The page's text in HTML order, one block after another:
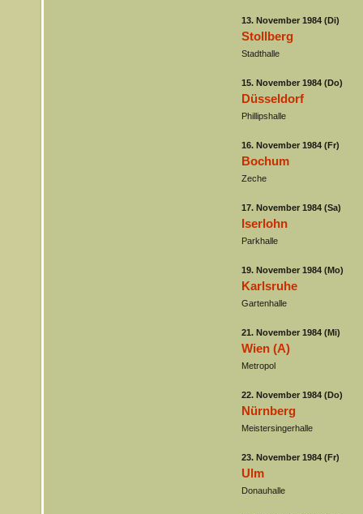
13. November 1984 (Di)
Stollberg
Stadthalle
15. November 1984 (Do)
Düsseldorf
Phillipshalle
16. November 1984 (Fr)
Bochum
Zeche
17. November 1984 (Sa)
Iserlohn
Parkhalle
19. November 1984 (Mo)
Karlsruhe
Gartenhalle
21. November 1984 (Mi)
Wien (A)
Metropol
22. November 1984 (Do)
Nürnberg
Meistersingerhalle
23. November 1984 (Fr)
Ulm
Donauhalle